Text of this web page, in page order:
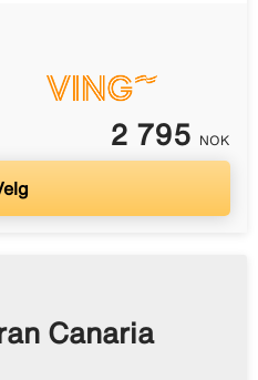
2 795 NOK
Canaria